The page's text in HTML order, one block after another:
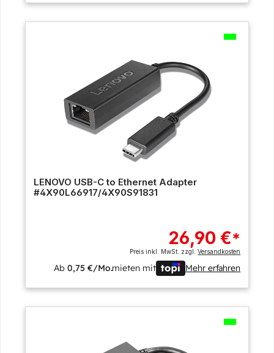
LENOVO USB-C to Ethernet Adapter
#4X90L66917/4X90S91831
26,90 €*
Preis inkl. MwSt. zzgl.Versandkosten
Ab0,75 €/Mo.mieten mit Mehr erfahren